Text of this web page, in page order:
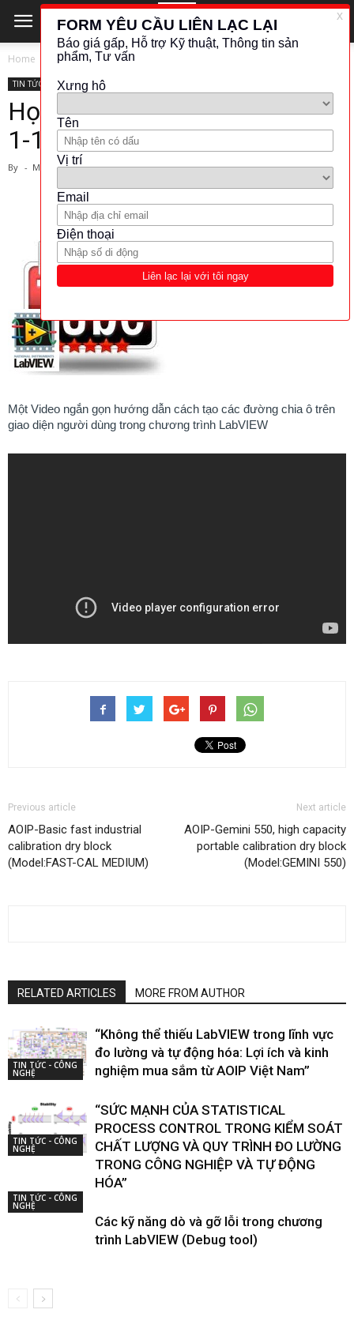
Home TIN TỨC - CÔNG NGHỆ
TIN TỨC - CÔNG NGHỆ
Học LabVIEW qua Video. Bài
1-1
By - March 1, 2024 806
Một Video ngắn gọn hướng dẫn cách tạo các đường chia ô trên
giao diện người dùng trong chương trình LabVIEW
Previous article
AOIP-Basic fast industrial
calibration dry block
(Model:FAST-CAL MEDIUM)
Next article
AOIP-Gemini 550, high capacity
portable calibration dry block
(Model:GEMINI 550)
RELATED ARTICLES MORE FROM AUTHOR
TIN TỨC - CÔNG
NGHỆ
“Không thể thiếu LabVIEW trong lĩnh vực
đo lường và tự động hóa: Lợi ích và kinh
nghiệm mua sắm từ AOIP Việt Nam”
TIN TỨC - CÔNG
NGHỆ
“SỨC MẠNH CỦA STATISTICAL
PROCESS CONTROL TRONG KIỂM SOÁT
CHẤT LƯỢNG VÀ QUY TRÌNH ĐO LƯỜNG
TRONG CÔNG NGHIỆP VÀ TỰ ĐỘNG
HÓA”
TIN TỨC - CÔNG
NGHỆ
Các kỹ năng dò và gỡ lỗi trong chương
trình LabVIEW (Debug tool)